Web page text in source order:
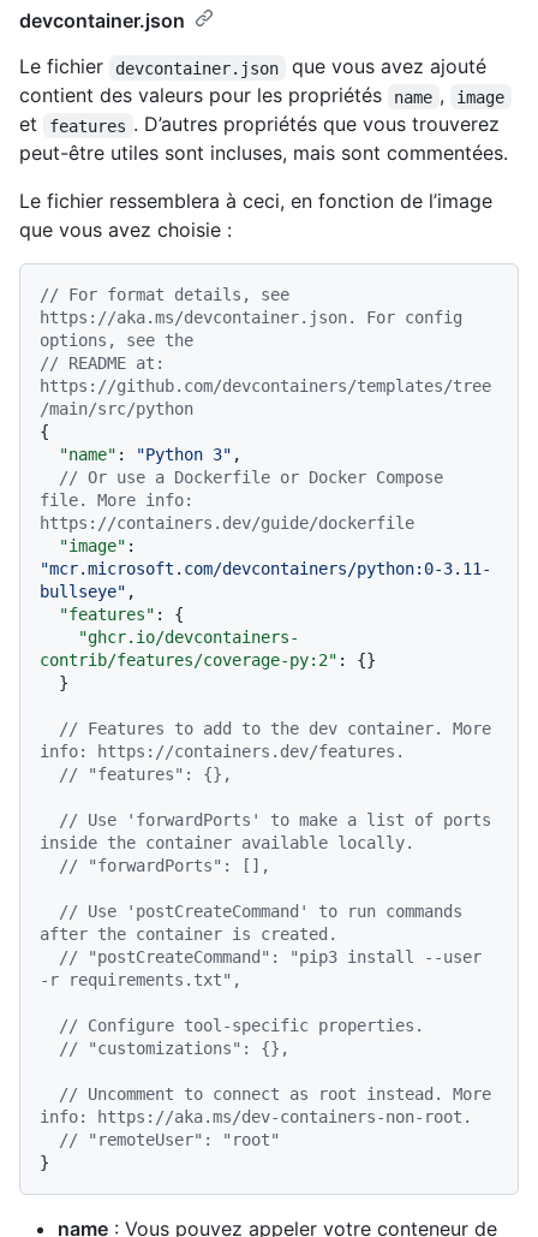
devcontainer.json
Le fichier
devcontainer.json
que vous avez ajouté
contient des valeurs pour les propriétés
name , image
et features . D’autres propriétés que vous trouverez
peut-être utiles sont incluses, mais sont commentées.
Le fichier ressemblera à ceci, en fonction de l’image
que vous avez choisie :
// For format details, see
https://aka.ms/devcontainer.json. For config
options, see the
// README at:
https://github.com/devcontainers/templates/tree
/main/src/python
{
"name" : "Python 3" ,
// Or use a Dockerfile or Docker Compose
file. More info:
https://containers.dev/guide/dockerfile
"image" :
"mcr.microsoft.com/devcontainers/python:0-3.11-
bullseye" ,
"features" :
{
"ghcr.io/devcontainers-
contrib/features/coverage-py:2" : {}
}
// Features to add to the dev container. More
info: https://containers.dev/features.
// "features": {},
// Use 'forwardPorts' to make a list of ports
inside the container available locally.
// "forwardPorts": [],
// Use 'postCreateCommand' to run commands
after the container is created.
// "postCreateCommand": "pip3 install --user
-r requirements.txt",
// Configure tool-specific properties.
// "customizations": {},
// Uncomment to connect as root instead. More
info: https://aka.ms/dev-containers-non-root.
// "remoteUser": "root"
}
name : Vous pouvez appeler votre conteneur de